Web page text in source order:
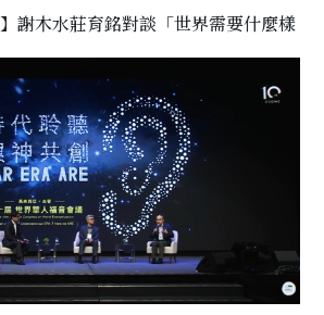
】謝木水莊育銘對談「世界需要什麼樣